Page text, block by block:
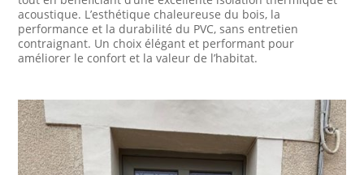
acoustique. L’esthétique chaleureuse du bois, la
performance et la durabilité du PVC, sans entretien
contraignant. Un choix élégant et performant pour
améliorer le confort et la valeur de l’habitat.